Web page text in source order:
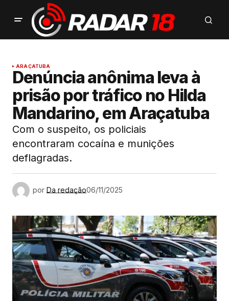
ARAÇATUBA
Denúncia anônima leva à
prisão por tráfico no Hilda
Mandarino, em Araçatuba
Com o suspeito, os policiais
encontraram cocaína e munições
deflagradas.
por Da redação06/11/2025